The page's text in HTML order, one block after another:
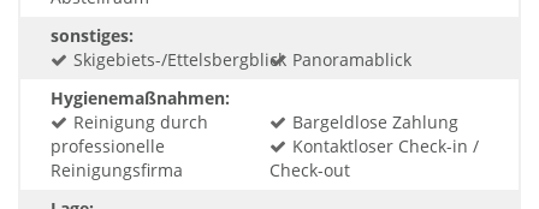
sonstiges:
Skigebiets-/Ettelsbergblick Panoramablick
Hygienemaßnahmen:
Reinigung durch
professionelle
Reinigungsfirma
Bargeldlose Zahlung
Kontaktloser Check-in /
Check-out